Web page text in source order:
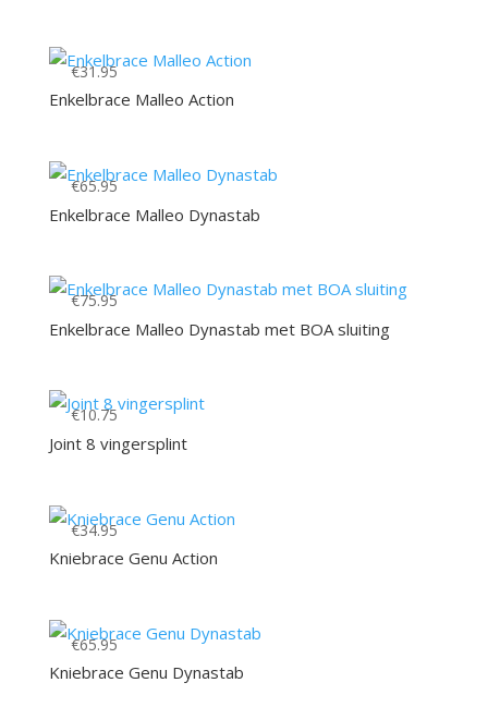
Enkelbrace Malleo Action
€31.95
Enkelbrace Malleo Dynastab
€65.95
Enkelbrace Malleo Dynastab met BOA sluiting
€75.95
Joint 8 vingersplint
€10.75
Kniebrace Genu Action
€34.95
Kniebrace Genu Dynastab
€65.95